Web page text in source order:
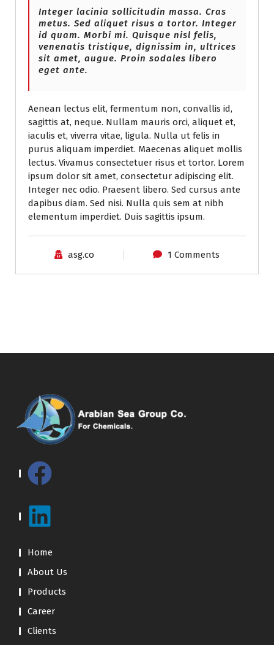
Integer lacinia sollicitudin massa. Cras
metus. Sed aliquet risus a tortor. Integer
id quam. Morbi mi. Quisque nisl felis,
venenatis tristique, dignissim in, ultrices
sit amet, augue. Proin sodales libero
eget ante.
Aenean lectus elit, fermentum non, convallis id,
sagittis at, neque. Nullam mauris orci, aliquet et,
iaculis et, viverra vitae, ligula. Nulla ut felis in
purus aliquam imperdiet. Maecenas aliquet mollis
lectus. Vivamus consectetuer risus et tortor. Lorem
ipsum dolor sit amet, consectetur adipiscing elit.
Integer nec odio. Praesent libero. Sed cursus ante
dapibus diam. Sed nisi. Nulla quis sem at nibh
elementum imperdiet. Duis sagittis ipsum.
asg.co 1 Comments
Home
About Us
Products
Career
Clients